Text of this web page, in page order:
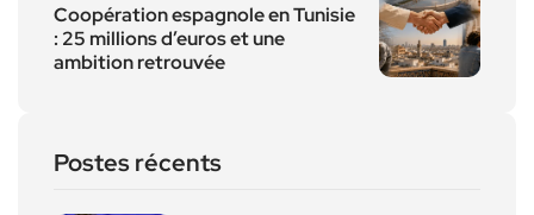
Coopération espagnole en Tunisie
: 25 millions d’euros et une
ambition retrouvée
Postes récents